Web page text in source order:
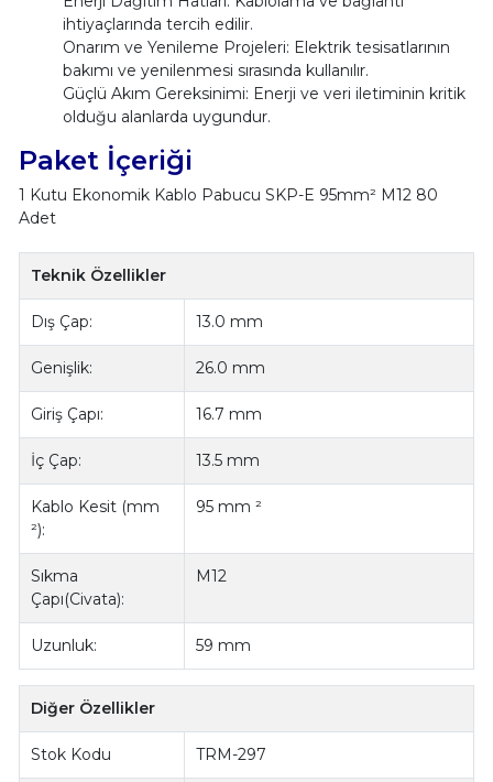
ihtiyaçlarında tercih edilir.
Onarım ve Yenileme Projeleri: Elektrik tesisatlarının
bakımı ve yenilenmesi sırasında kullanılır.
Güçlü Akım Gereksinimi: Enerji ve veri iletiminin kritik
olduğu alanlarda uygundur.
Paket İçeriği
1 Kutu Ekonomik Kablo Pabucu SKP-E 95mm² M12 80
Adet
Teknik Özellikler
Dış Çap: 13.0 mm
Genişlik: 26.0 mm
Giriş Çapı: 16.7 mm
İç Çap: 13.5 mm
Kablo Kesit (mm
²):
95 mm ²
Sıkma
Çapı(Civata):
M12
Uzunluk: 59 mm
Diğer Özellikler
Stok Kodu TRM-297